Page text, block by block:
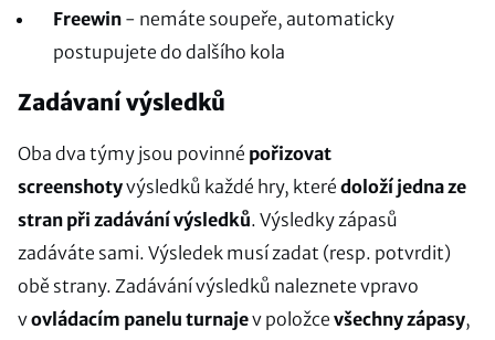
Freewin - nemáte soupeře, automaticky
postupujete do dalšího kola
Zadávaní výsledků
Oba dva týmy jsou povinné pořizovat
screenshotyvýsledků každé hry, které doloží jedna ze
stran při zadávání výsledků. Výsledky zápasů
zadáváte sami. Výsledek musí zadat (resp. potvrdit)
obě strany. Zadávání výsledků naleznete vpravo
vovládacím panelu turnajev položce všechny zápasy,